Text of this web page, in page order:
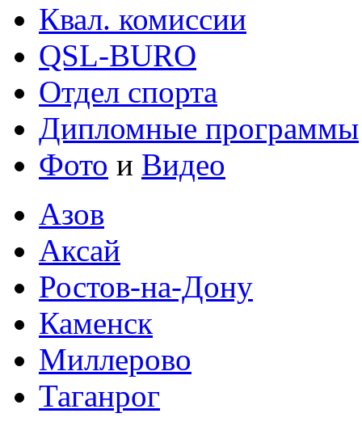
Квал. комиссии
QSL-BURO
Отдел спорта
Дипломные программы
Фото и Видео
Азов
Аксай
Ростов-на-Дону
Каменск
Миллерово
Таганрог